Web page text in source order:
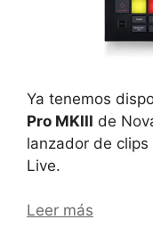
Ya tenemos
Pro MKIII de
lanzador de
Live.
Leer más